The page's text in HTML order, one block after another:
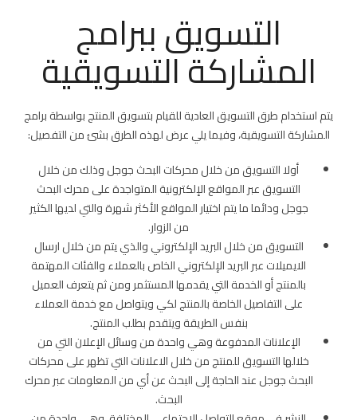
التسويق ببرامج
المشاركة التسويقية
يتم استخدام طرق التسويق العادية للقيام بتسويق المنتج بواسطة برامج
المشاركة التسويقية، وفيما يلي عرض لهذه الطرق بشئ من التفصيل:
أولا التسويق من خلال محركات البحث جوجل وذلك من خلال
التسويق عبر المواقع الإلكترونية المتواجدة على محرك البحث
جوجل ودائما ما يتم اختيار المواقع الأكثر شهرة والتي لديها الكثير
من الزوار.
التسويق من خلال البريد الإلكتروني والذي يتم من خلال ارسال
الايميلات عبر البريد الإلكتروني الخاص بالعملاء والفئات المهتمة
بالمنتج أو الخدمة التي يقدمها المستثمر ومن ثم يتعرف العميل
على التفاصيل الخاصة بالمنتج لكي ويتواصل مع خدمة العملاء
بنفس الطريقة ويتقدم بطلب المنتج.
الإعلانات المدفوعة وهي واحدة من وسائل الإعلان التي من
خلالها التسويق للمنتج من خلال الاعلانات التي تظهر على محركات
البحث جوجل عند الحاجة إلى البحث عن أي من المعلومات عبر محرك
البحث.